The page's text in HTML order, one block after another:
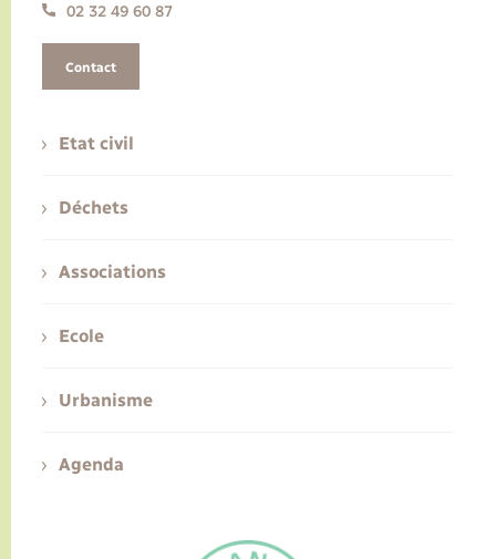
02 32 49 60 87
Contact
Etat civil
Déchets
Associations
Ecole
Urbanisme
Agenda